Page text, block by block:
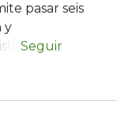
pasar seis
y